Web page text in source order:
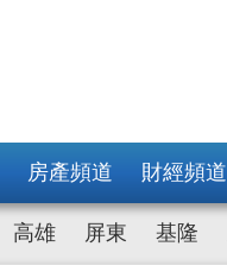
房產頻道 財經頻道
高雄 屏東 基隆